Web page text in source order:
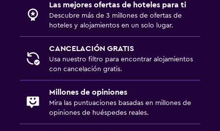
Las mejores ofertas de hoteles para ti
Descubre más de 3 millones de ofertas de
hoteles y alojamientos en un solo lugar.
CANCELACIÓN GRATIS
Usa nuestro filtro para encontrar alojamientos
con cancelación gratis.
Millones de opiniones
Mira las puntuaciones basadas en millones de
opiniones de huéspedes reales.